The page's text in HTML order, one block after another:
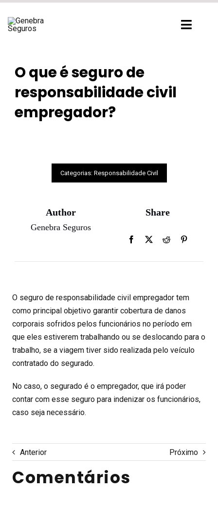
para
O que é seguro de
responsabilidade civil
empregador?
Categorias: Responsabilidade Civil
Author
Genebra Seguros
Share
O seguro de responsabilidade civil empregador tem
como principal objetivo garantir cobertura de danos
corporais sofridos pelos funcionários no período em
que eles estiverem trabalhando ou se deslocando para o
trabalho, se a viagem tiver sido realizada pelo veículo
contratado do segurado.
No caso, o segurado é o empregador, que irá poder
contar com esse seguro para indenizar os funcionários,
caso seja necessário.
Anterior Próximo
Comentários